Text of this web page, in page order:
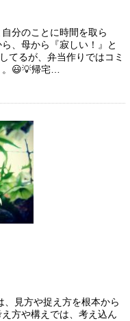
分のことに時間を取ら
、母から『寂しい！』と
てるが、弁当作りではコミ
😃💡帰宅…
見方や捉え方を根本から
方や構えでは、考え込ん